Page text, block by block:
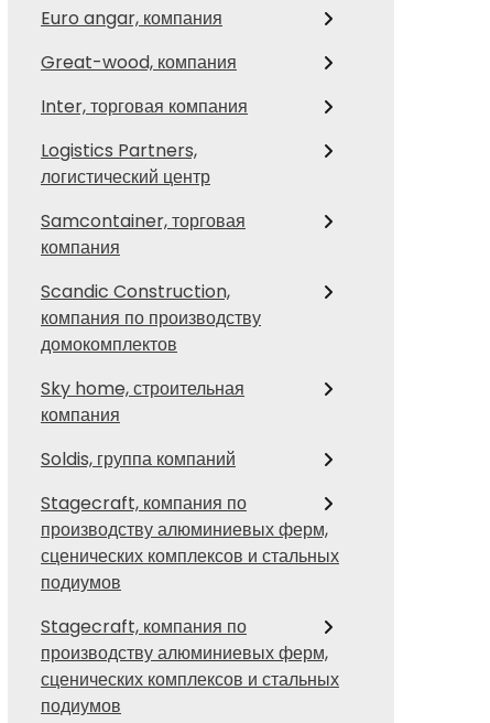
Euro angar, компания
Great-wood, компания
Inter, торговая компания
Logistics Partners,
логистический центр
Samcontainer, торговая
компания
Scandic Construction,
компания по производству
домокомплектов
Sky home, строительная
компания
Soldis, группа компаний
Stagecraft, компания по
производству алюминиевых ферм,
сценических комплексов и стальных
подиумов
Stagecraft, компания по
производству алюминиевых ферм,
сценических комплексов и стальных
подиумов